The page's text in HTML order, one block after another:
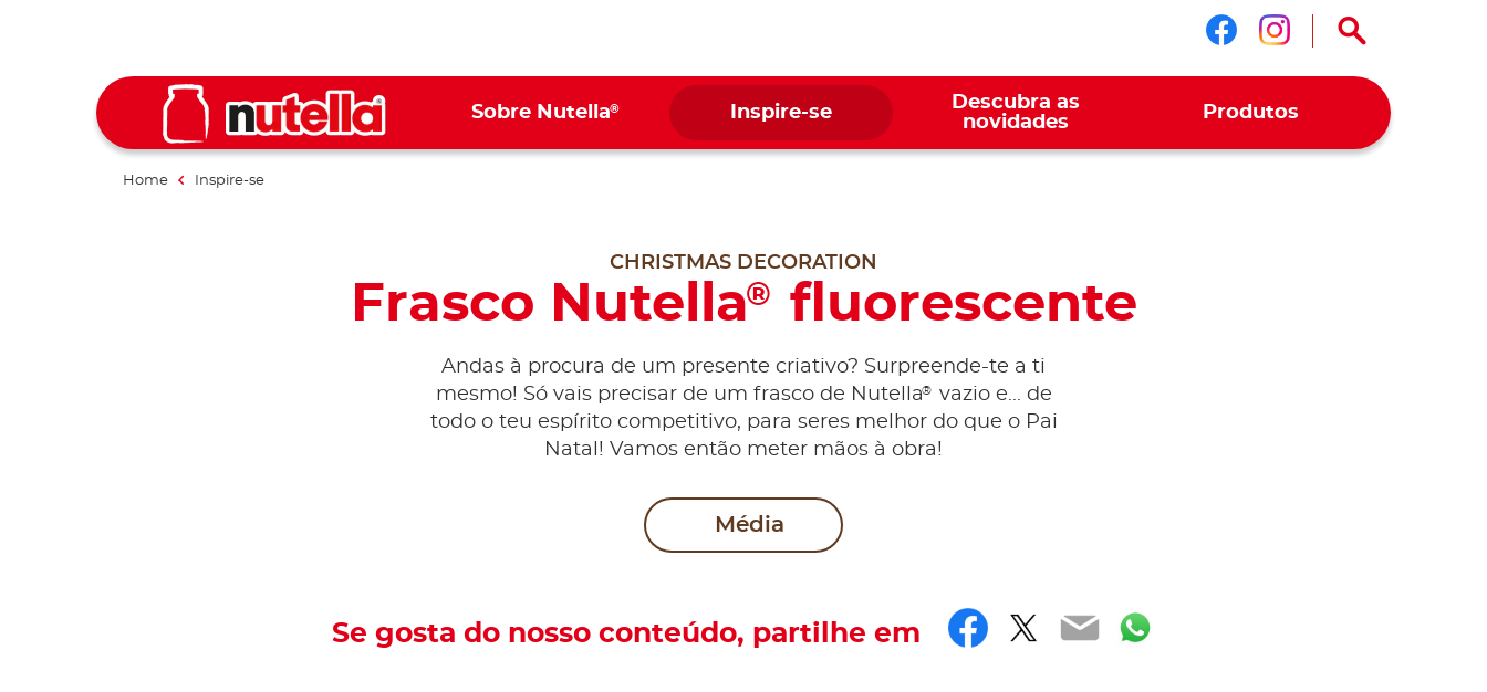
Siga-nos no
Siga-nos no
Sobre Nutella® Inspire-se
Descubra as
novidades
Produtos
Home Inspire-se
CHRISTMAS DECORATION
Frasco Nutella® fluorescente
Andas à procura de um presente criativo? Surpreende-te a ti
mesmo! Só vais precisar de um frasco de Nutella®
vazio e... de
todo o teu espírito competitivo, para seres melhor do que o Pai
Natal! Vamos então meter mãos à obra!
Média
Se gosta do nosso conteúdo, partilhe em Facebook
Twitter
EmailWhatsApp